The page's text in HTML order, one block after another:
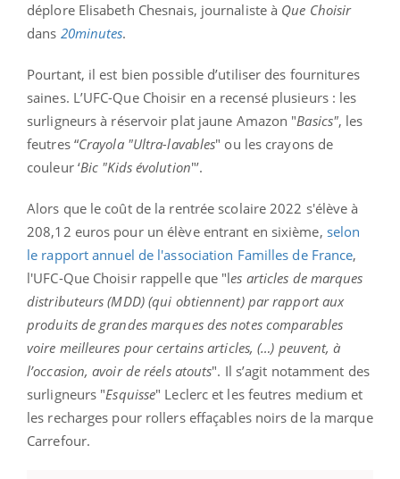
déplore Elisabeth Chesnais, journaliste à Que Choisir
dans 20minutes.
Pourtant, il est bien possible d’utiliser des fournitures
saines. L’UFC-Que Choisir en a recensé plusieurs : les
surligneurs à réservoir plat jaune Amazon "Basics", les
feutres “Crayola "Ultra-lavables" ou les crayons de
couleur ‘Bic "Kids évolution"’.
Alors que le coût de la rentrée scolaire 2022 s'élève à
208,12 euros pour un élève entrant en sixième, selon
le rapport annuel de l'association Familles de France,
l'UFC-Que Choisir rappelle que "les articles de marques
distributeurs (MDD) (qui obtiennent) par rapport aux
produits de grandes marques des notes comparables
voire meilleures pour certains articles, (…) peuvent, à
l’occasion, avoir de réels atouts". Il s’agit notamment des
surligneurs "Esquisse" Leclerc et les feutres medium et
les recharges pour rollers effaçables noirs de la marque
Carrefour.